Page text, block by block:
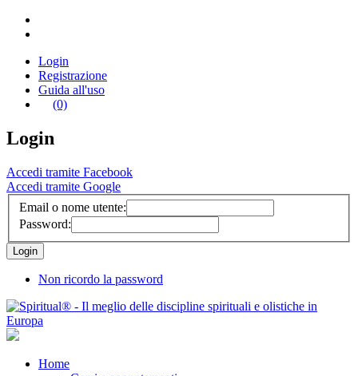
Login
Registrazione
Guida all'uso
(0)
Login
Accedi tramite Facebook
Accedi tramite Google
Email o nome utente:
Password:
Non ricordo la password
Home